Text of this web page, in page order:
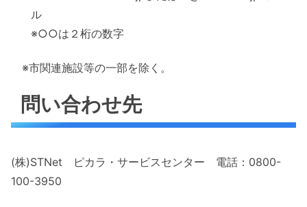
ル
※○○は２桁の数字
※市関連施設等の一部を除く。
問い合わせ先
(株)STNet ピカラ・サービスセンター 電話：0800-
100-3950